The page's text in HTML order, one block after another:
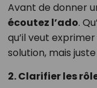
Avant de donner
écoutez l’ado.
qu’il veut
solution, mais
2. Clarifier les